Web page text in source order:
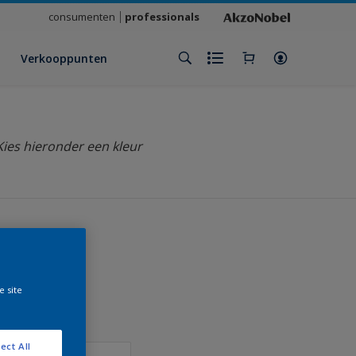
consumenten professionals
Verkooppunten
hieronder een kleur
site
All